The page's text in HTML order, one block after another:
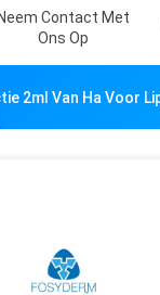
Neem Contact Met
Ons Op
2ml Van Ha Voor